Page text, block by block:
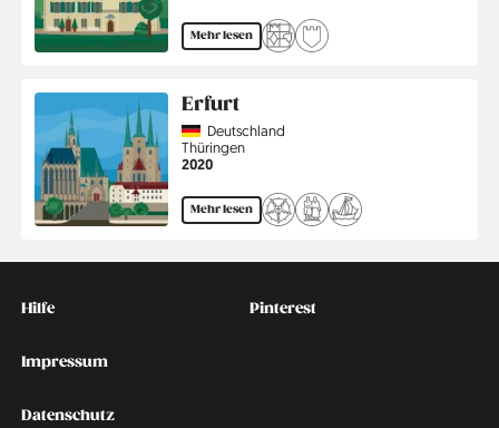
Mehr lesen
Erfurt
CountryDeutschland
Region
Thüringen
Jahr
2020
Mehr lesen
Kontakt
Hilfe
Impressum
Datenschutz
Social
Pinterest